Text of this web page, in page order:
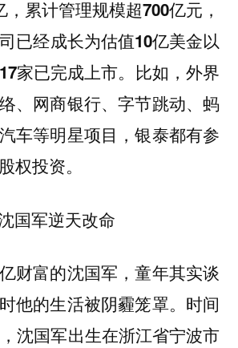
，累计管理规模超700亿元，
已经成长为估值10亿美金以
家已完成上市。 比如，外界
、网商银行、字节跳动、蚂
车等明星项目，银泰都有参
权投资。
国军逆天改命
财富的沈国军，童年其实谈
他的生活被阴霾笼罩。时间
沈国军出生在浙江省宁波市